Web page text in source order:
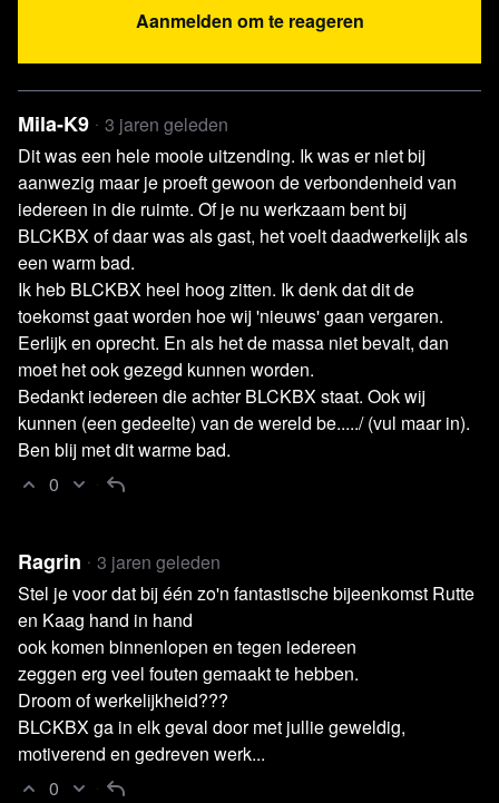
beweegt. Een zichtbaar ontroerde Pasquino reikte aan
het blckbx-team van de aanwezigen een groot applaus
kregen voor hun betrokkenheid.
De blckbx meet-up was een groot succes en is in ieder
geval wat ons van blckbx betreft zeker voor herhaling
vatbaar. Hopelijk zien we jullie weer bij de volgende editie!
Bekijk ook de foto's van de blckbx
meet-up
Klik op de foto hieronder om naar het fotoalbum te gaan.
Lees 2 reacties
Aanmelden om te reageren
Mila-K9
3 jaren geleden
Dit was een hele mooie uitzending. Ik was er niet bij
aanwezig maar je proeft gewoon de verbondenheid van
iedereen in die ruimte. Of je nu werkzaam bent bij
BLCKBX of daar was als gast, het voelt daadwerkelijk als
een warm bad.
Ik heb BLCKBX heel hoog zitten. Ik denk dat dit de
toekomst gaat worden hoe wij 'nieuws' gaan vergaren.
Eerlijk en oprecht. En als het de massa niet bevalt, dan
moet het ook gezegd kunnen worden.
Bedankt iedereen die achter BLCKBX staat. Ook wij
kunnen (een gedeelte) van de wereld be...../ (vul maar in).
Ben blij met dit warme bad.
0
Ragrin
3 jaren geleden
Stel je voor dat bij één zo'n fantastische bijeenkomst Rutte
en Kaag hand in hand
ook komen binnenlopen en tegen iedereen
zeggen erg veel fouten gemaakt te hebben.
Droom of werkelijkheid???
BLCKBX ga in elk geval door met jullie geweldig,
motiverend en gedreven werk...
0